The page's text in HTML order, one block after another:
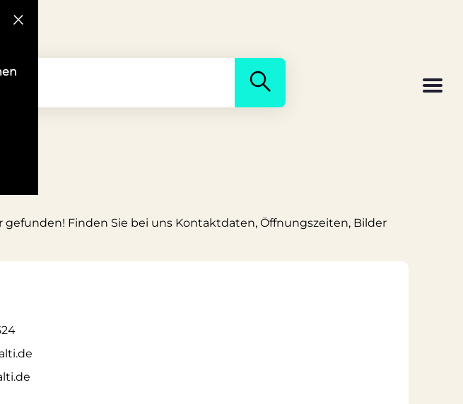
Finden Sie bei uns Kontaktdaten, Öffnungszeiten, Bilder